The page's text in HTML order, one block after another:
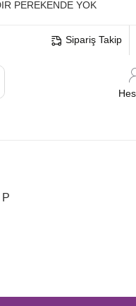
PEREKENDE YOK
Sipariş Takip